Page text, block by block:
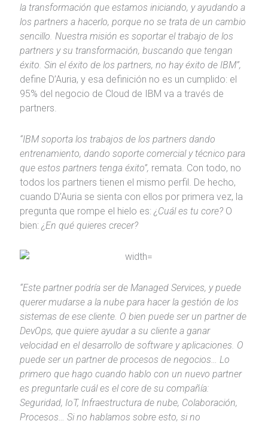
la transformación que estamos iniciando, y ayudando a
los partners a hacerlo, porque no se trata de un cambio
sencillo. Nuestra misión es soportar el trabajo de los
partners y su transformación, buscando que tengan
éxito. Sin el éxito de los partners, no hay éxito de IBM”,
define D’Auria, y esa definición no es un cumplido: el
95% del negocio de Cloud de IBM va a través de
partners.
“IBM soporta los trabajos de los partners dando
entrenamiento, dando soporte comercial y técnico para
que estos partners tenga éxito”, remata. Con todo, no
todos los partners tienen el mismo perfil. De hecho,
cuando D’Auria se sienta con ellos por primera vez, la
pregunta que rompe el hielo es: ¿Cuál es tu core?O
bien: ¿En qué quieres crecer?
“Este partner podría ser de Managed Services, y puede
querer mudarse a la nube para hacer la gestión de los
sistemas de ese cliente. O bien puede ser un partner de
DevOps, que quiere ayudar a su cliente a ganar
velocidad en el desarrollo de software y aplicaciones. O
puede ser un partner de procesos de negocios… Lo
primero que hago cuando hablo con un nuevo partner
es preguntarle cuál es el core de su compañía:
Seguridad, IoT, Infraestructura de nube, Colaboración,
Procesos… Si no hablamos sobre esto, si no